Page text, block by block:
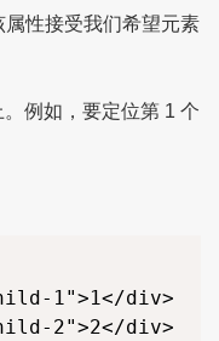
属性接受我们希望元素
例如，要定位第 1 个
1">1</div>
2">2</div>